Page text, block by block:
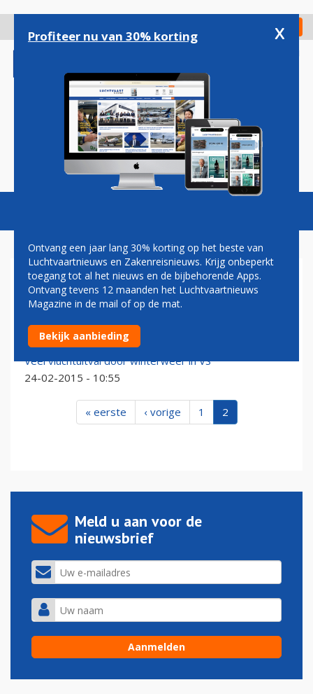
gaan
Check in
Magazine Podcasts Vacatures
ANNULERINGEN
Pilotenstaking kost Lufthansa woensdag 400 vluchten
17-03-2015 - 15:46
Veel vluchtuitval door winterweer in VS
24-02-2015 - 10:55
« eerste ‹ vorige 1 2
Meld u aan voor de
nieuwsbrief
Profiteer nu van 30% korting x
Ontvang een jaar lang 30% korting op het beste van
Luchtvaartnieuws en Zakenreisnieuws. Krijg onbeperkt
toegang tot al het nieuws en de bijbehorende Apps.
Ontvang tevens 12 maanden het Luchtvaartnieuws
Magazine in de mail of op de mat.
Bekijk aanbieding